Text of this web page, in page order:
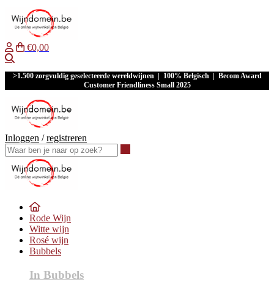
€0,00
>1.500 zorgvuldig geselecteerde wereldwijnen | 100% Belgisch | Becom Award
Customer Friendliness Small 2025
Inloggen /registreren
Rode Wijn
Witte wijn
Rosé wijn
Bubbels
In Bubbels